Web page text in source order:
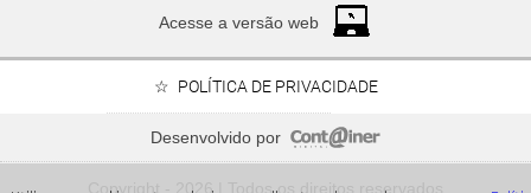
Time Adriana ou time Brandão? Veja de que lado os
personagens de
Quem Ama Cuida estão
Acesse a versão web
POLÍTICA DE PRIVACIDADE
Desenvolvido por
Copyright - 2026 | Todos os direitos reservados